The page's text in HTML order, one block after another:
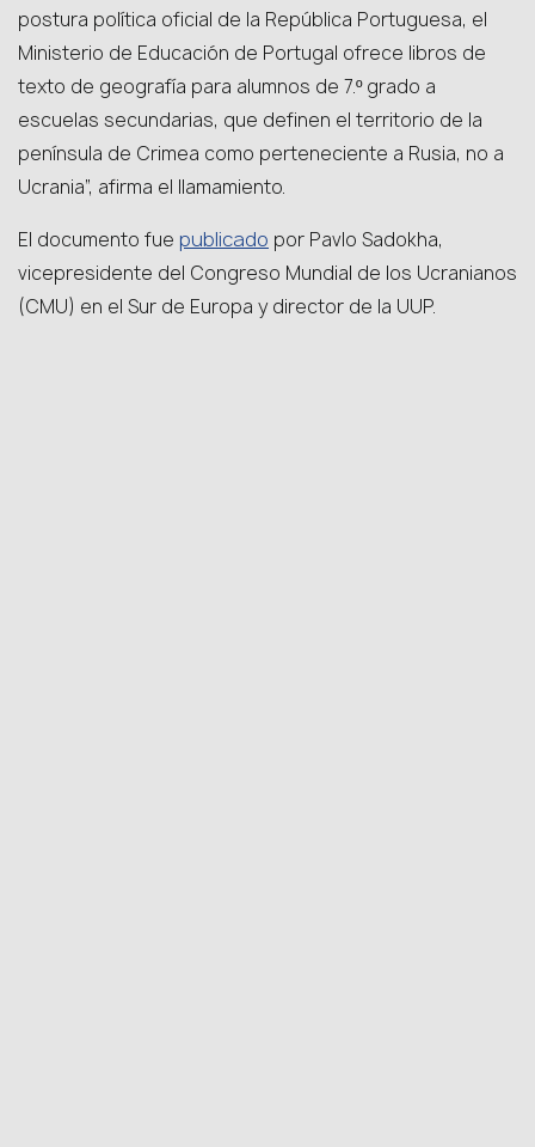
postura política oficial de la República Portuguesa, el
Ministerio de Educación de Portugal ofrece libros de
texto de geografía para alumnos de 7.º grado a
escuelas secundarias, que definen el territorio de la
península de Crimea como perteneciente a Rusia, no a
Ucrania”, afirma el llamamiento.
El documento fue publicado por Pavlo Sadokha,
vicepresidente del Congreso Mundial de los Ucranianos
(CMU) en el Sur de Europa y director de la UUP.